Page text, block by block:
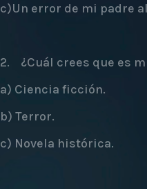
c)Un error de mi padre
2. ¿Cuál crees que es
a) Ciencia ficción.
b) Terror.
c) Novela histórica.